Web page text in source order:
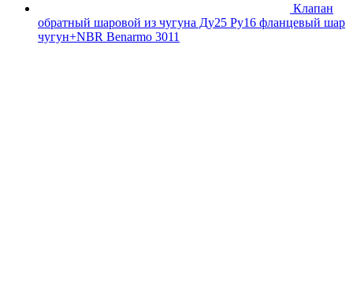
Клапан
обратный шаровой из чугуна Ду25 Ру16 фланцевый шар
чугун+NBR Benarmo 3011